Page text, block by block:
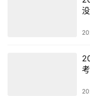
因为他的评估结果，
证书也于2016年6月
资格证不是越多越